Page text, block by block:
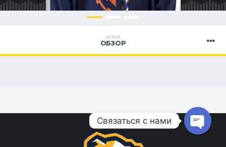
ИГРОК
ОБЗОР
Связаться с нами